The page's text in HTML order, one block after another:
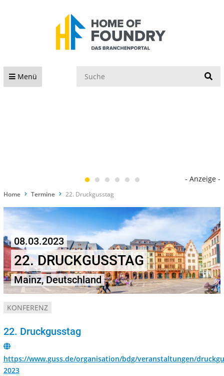
Menü
- Anzeige -
Home Termine 22. Druckgusstag
08.03.2023
22. DRUCKGUSSTAG
Mainz, Deutschland
KONFERENZ
22. Druckgusstag
https://www.guss.de/organisation/bdg/veranstaltungen/
2023